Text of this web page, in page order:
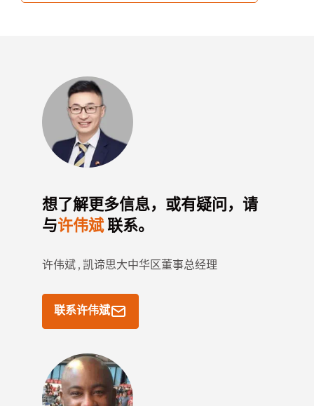
想了解更多信息，或有疑问，请
与许伟斌联系。
许伟斌 , 凯谛思大中华区董事总经理
联系许伟斌